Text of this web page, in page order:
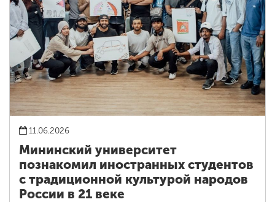
11.06.2026
Мининский университет
познакомил иностранных студентов
с традиционной культурой народов
России в 21 веке